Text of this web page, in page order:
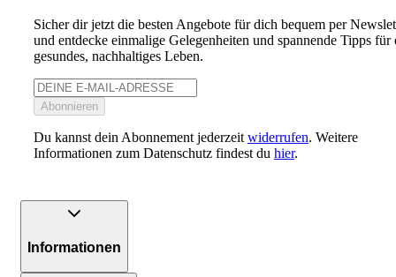
Sicher dir jetzt die besten Angebote für dich bequem per
und entdecke einmalige Gelegenheiten und spannende Tipps für
gesundes, nachhaltiges Leben.
Abonnieren
Du kannst dein Abonnement jederzeit widerrufen. Weitere
Informationen zum Datenschutz findest du hier.
Informationen